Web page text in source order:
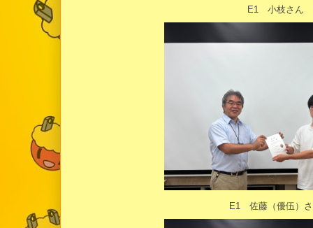
E1 小枝さん
E1 佐藤（優伍）